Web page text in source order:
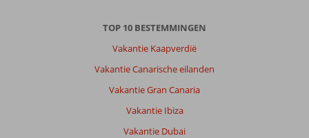
TOP 10 BESTEMMINGEN
Vakantie Kaapverdië
Vakantie Canarische eilanden
Vakantie Gran Canaria
Vakantie Ibiza
Vakantie Dubai